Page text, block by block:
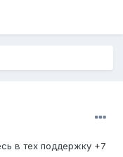
в тех поддержку +7